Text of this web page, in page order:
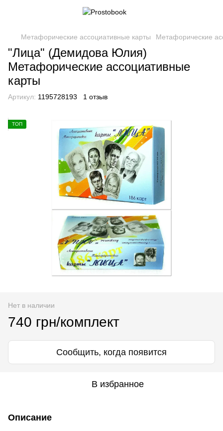
Метафорические ассоциативные карты Метафорические
"Лица" (Демидова Юлия)
Метафорические ассоциативные
карты
Артикул: 1195728193 1 отзыв
ТОП
Нет в наличии
740 грн/комплект
Сообщить, когда появится
В избранное
Описание